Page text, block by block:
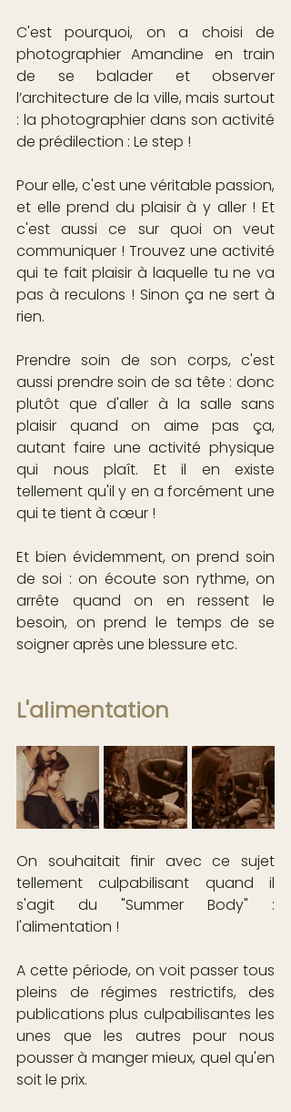
C'est pourquoi, on a choisi de
photographier Amandine en train
de se balader et observer
l’architecture de la ville, mais surtout
: la photographier dans son activité
de prédilection : Le step !
Pour elle, c'est une véritable passion,
et elle prend du plaisir à y aller ! Et
c'est aussi ce sur quoi on veut
communiquer ! Trouvez une activité
qui te fait plaisir à laquelle tu ne va
pas à reculons ! Sinon ça ne sert à
rien.
Prendre soin de son corps, c'est
aussi prendre soin de sa tête : donc
plutôt que d'aller à la salle sans
plaisir quand on aime pas ça,
autant faire une activité physique
qui nous plaît. Et il en existe
tellement qu'il y en a forcément une
qui te tient à cœur !
Et bien évidemment, on prend soin
de soi : on écoute son rythme, on
arrête quand on en ressent le
besoin, on prend le temps de se
soigner après une blessure etc.
L'alimentation
On souhaitait finir avec ce sujet
tellement culpabilisant quand il
s'agit du "Summer Body" :
l'alimentation !
A cette période, on voit passer tous
pleins de régimes restrictifs, des
publications plus culpabilisantes les
unes que les autres pour nous
pousser à manger mieux, quel qu'en
soit le prix.